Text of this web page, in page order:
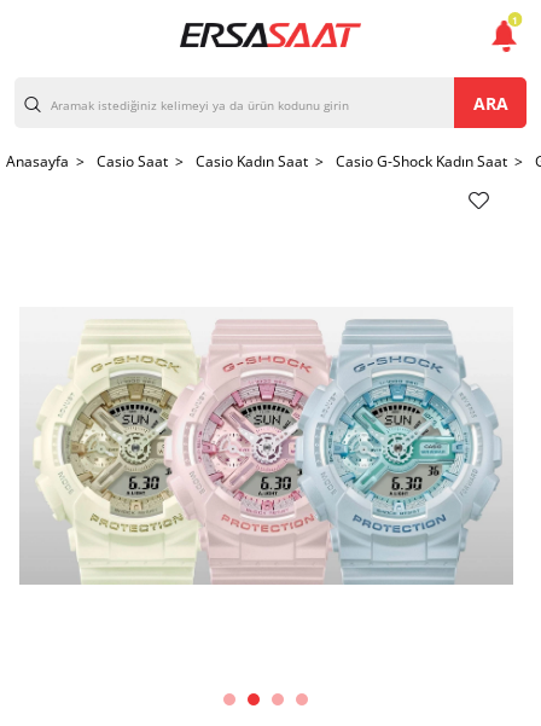
ARA
Anasayfa > Casio Saat > Casio Kadın Saat > Casio G-Shock Kadın Saat >
1